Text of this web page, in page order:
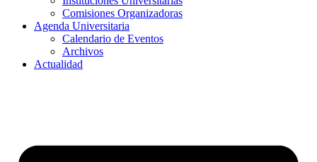
Comisiones Organizadoras
Agenda Universitaria
Calendario de Eventos
Archivos
Actualidad